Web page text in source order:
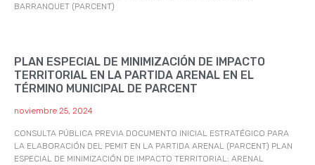
BARRANQUET (PARCENT)
PLAN ESPECIAL DE MINIMIZACIÓN DE IMPACTO
TERRITORIAL EN LA PARTIDA ARENAL EN EL
TÉRMINO MUNICIPAL DE PARCENT
noviembre 25, 2024
CONSULTA PÚBLICA PREVIA DOCUMENTO INICIAL ESTRATÉGICO PARA
LA ELABORACIÓN DEL PEMIT EN LA PARTIDA ARENAL (PARCENT) PLAN
ESPECIAL DE MINIMIZACIÓN DE IMPACTO TERRITORIAL: ARENAL